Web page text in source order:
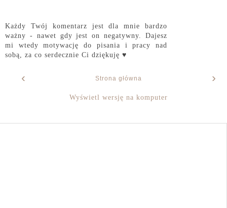
Każdy Twój komentarz jest dla mnie bardzo
ważny - nawet gdy jest on negatywny. Dajesz
mi wtedy motywację do pisania i pracy nad
sobą, za co serdecznie Ci dziękuję ♥
‹ ›
Strona główna
Wyświetl wersję na komputer